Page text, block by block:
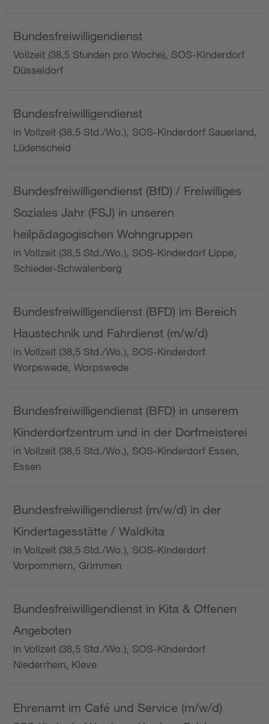
Bundesfreiwilligendienst
Vollzeit (38,5 Stunden pro Woche), SOS-Kinderdorf
Düsseldorf
Bundesfreiwilligendienst
in Vollzeit (38,5 Std./Wo.), SOS-Kinderdorf Sauerland,
Lüdenscheid
Bundesfreiwilligendienst (BfD) / Freiwilliges
Soziales Jahr (FSJ) in unseren
heilpädagogischen Wohngruppen
in Vollzeit (38,5 Std./Wo.), SOS-Kinderdorf Lippe,
Schieder-Schwalenberg
Bundesfreiwilligendienst (BFD) im Bereich
Haustechnik und Fahrdienst (m/w/d)
in Vollzeit (38,5 Std./Wo.), SOS-Kinderdorf
Worpswede, Worpswede
Bundesfreiwilligendienst (BFD) in unserem
Kinderdorfzentrum und in der Dorfmeisterei
in Vollzeit (38,5 Std./Wo.), SOS-Kinderdorf Essen,
Essen
Bundesfreiwilligendienst (m/w/d) in der
Kindertagesstätte / Waldkita
in Vollzeit (38,5 Std./Wo.), SOS-Kinderdorf
Vorpommern, Grimmen
Bundesfreiwilligendienst in Kita & Offenen
Angeboten
in Vollzeit (38,5 Std./Wo.), SOS-Kinderdorf
Niederrhein, Kleve
Ehrenamt im Café und Service (m/w/d)